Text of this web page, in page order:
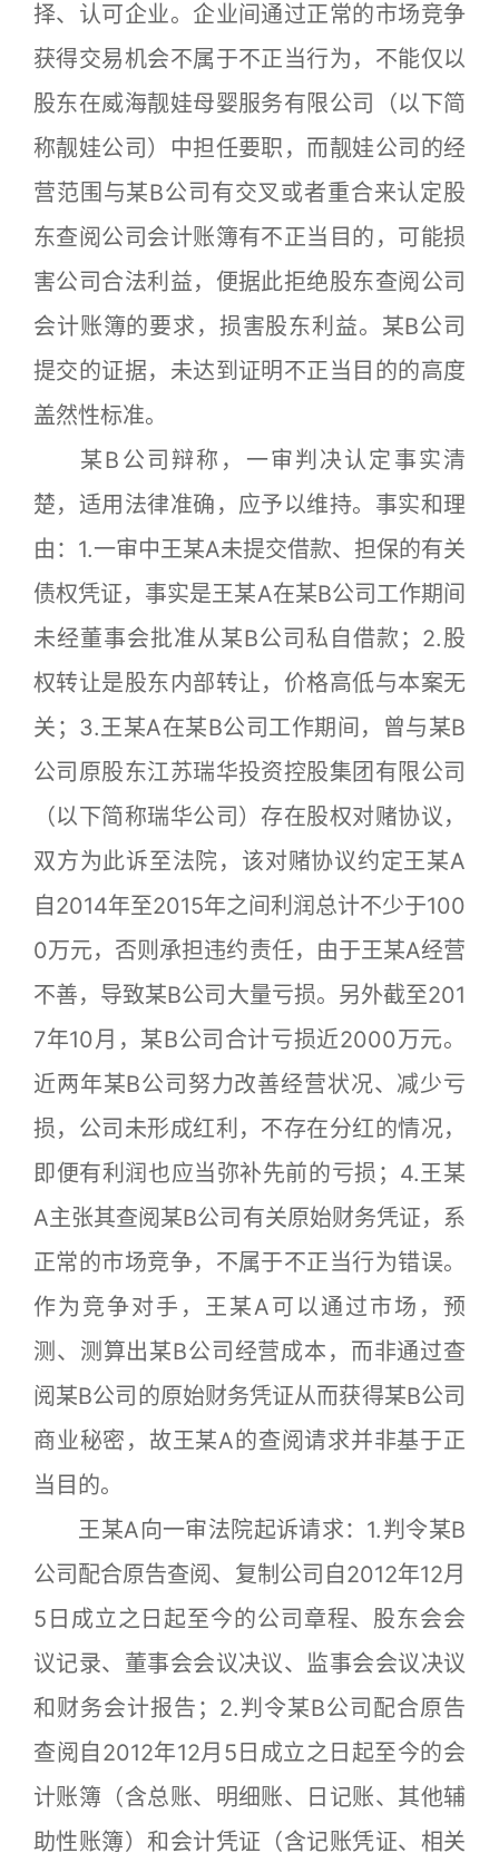
择、认可企业。企业间通过正常的市场竞争
获得交易机会不属于不正当行为，不能仅以
股东在威海靓娃母婴服务有限公司（以下简
称靓娃公司）中担任要职，而靓娃公司的经
营范围与某B公司有交叉或者重合来认定股
东查阅公司会计账簿有不正当目的，可能损
害公司合法利益，便据此拒绝股东查阅公司
会计账簿的要求，损害股东利益。某B公司
提交的证据，未达到证明不正当目的的高度
盖然性标准。
某B公司辩称，一审判决认定事实清
楚，适用法律准确，应予以维持。事实和理
由：1.一审中王某A未提交借款、担保的有关
债权凭证，事实是王某A在某B公司工作期间
未经董事会批准从某B公司私自借款；2.股
权转让是股东内部转让，价格高低与本案无
关；3.王某A在某B公司工作期间，曾与某B
公司原股东江苏瑞华投资控股集团有限公司
（以下简称瑞华公司）存在股权对赌协议，
双方为此诉至法院，该对赌协议约定王某A
自2014年至2015年之间利润总计不少于100
0万元，否则承担违约责任，由于王某A经营
不善，导致某B公司大量亏损。另外截至201
7年10月，某B公司合计亏损近2000万元。
近两年某B公司努力改善经营状况、减少亏
损，公司未形成红利，不存在分红的情况，
即便有利润也应当弥补先前的亏损；4.王某
A主张其查阅某B公司有关原始财务凭证，系
正常的市场竞争，不属于不正当行为错误。
作为竞争对手，王某A可以通过市场，预
测、测算出某B公司经营成本，而非通过查
阅某B公司的原始财务凭证从而获得某B公司
商业秘密，故王某A的查阅请求并非基于正
当目的。
王某A向一审法院起诉请求：1.判令某B
公司配合原告查阅、复制公司自2012年12月
5日成立之日起至今的公司章程、股东会会
议记录、董事会会议决议、监事会会议决议
和财务会计报告；2.判令某B公司配合原告
查阅自2012年12月5日成立之日起至今的会
计账簿（含总账、明细账、日记账、其他辅
助性账簿）和会计凭证（含记账凭证、相关